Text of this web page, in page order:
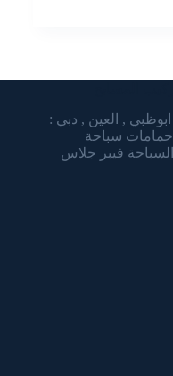
, العين , دبي :
سباحة
فيبر جلاس